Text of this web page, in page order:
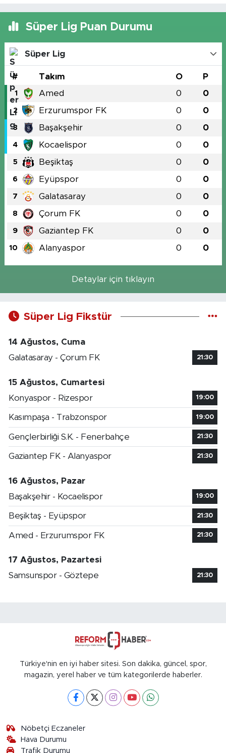
Süper Lig Puan Durumu
Süper Lig
# Takım O P
1 Amed 0 0
2 Erzurumspor FK 0 0
3 Başakşehir 0 0
4 Kocaelispor 0 0
5 Beşiktaş 0 0
6 Eyüpspor 0 0
7 Galatasaray 0 0
8 Çorum FK 0 0
9 Gaziantep FK 0 0
10 Alanyaspor 0 0
Detaylar için tıklayın
Süper Lig Fikstür
14 Ağustos, Cuma
Galatasaray - Çorum FK
21:30
15 Ağustos, Cumartesi
Konyaspor - Rizespor
19:00
Kasımpaşa - Trabzonspor 19:00
Gençlerbirliği S.K. - Fenerbahçe 21:30
Gaziantep FK - Alanyaspor 21:30
16 Ağustos, Pazar
Başakşehir - Kocaelispor
19:00
Beşiktaş - Eyüpspor 21:30
Amed - Erzurumspor FK 21:30
17 Ağustos, Pazartesi
Samsunspor - Göztepe
21:30
Türkiye'nin en iyi haber sitesi. Son dakika, güncel, spor,
magazin, yerel haber ve tüm kategorilerde haberler.
Nöbetçi Eczaneler
Hava Durumu
Trafik Durumu